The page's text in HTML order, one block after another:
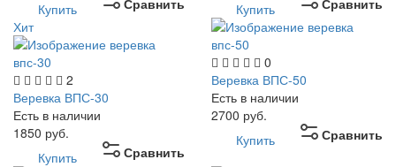
Сравнить
Купить
Сравнить
Купить
Хит
2
Веревка ВПС-30
Есть в наличии
1850 руб.
Сравнить
Купить
0
Веревка ВПС-50
Есть в наличии
2700 руб.
Сравнить
Купить